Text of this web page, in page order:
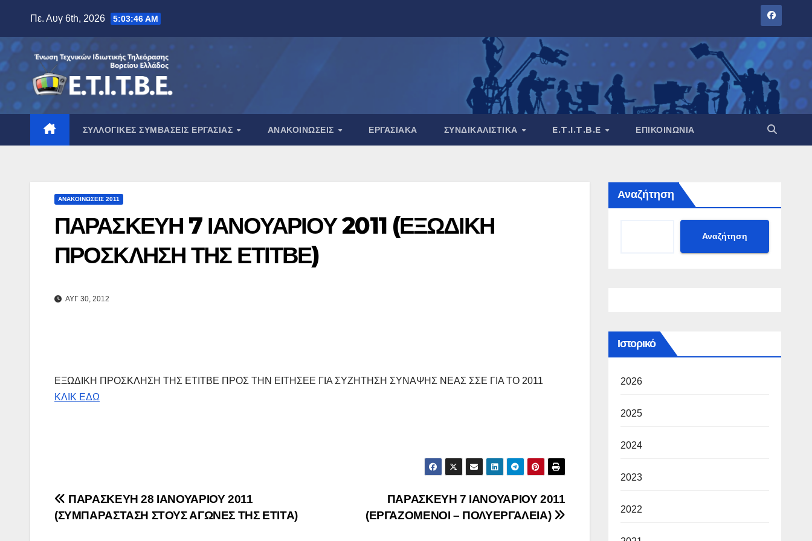
περιεχόμενο
Πε. Αυγ 6th, 2026 5:03:47 AM
ΣΥΛΛΟΓΙΚΈΣ ΣΥΜΒΆΣΕΙΣ ΕΡΓΑΣΊΑΣ ΑΝΑΚΟΙΝΏΣΕΙΣ ΕΡΓΑΣΙΑΚΆ ΣΥΝΔΙΚΑΛΙΣΤΙΚΆ E.T.I.T.B.E ΕΠΙΚΟΙΝΩΝΊΑ
ΑΝΑΚΟΙΝΏΣΕΙΣ 2011
ΠΑΡΑΣΚΕΥΗ 7 ΙΑΝΟΥΑΡΙΟΥ 2011 (ΕΞΩΔΙΚΗ
ΠΡΟΣΚΛΗΣΗ ΤΗΣ ΕΤΙΤΒΕ)
ΑΥΓ 30, 2012
ΕΞΩΔΙΚΗ ΠΡΟΣΚΛΗΣΗ ΤΗΣ ΕΤΙΤΒΕ ΠΡΟΣ ΤΗΝ ΕΙΤΗΣΕΕ ΓΙΑ ΣΥΖΗΤΗΣΗ ΣΥΝΑΨΗΣ ΝΕΑΣ ΣΣΕ ΓΙΑ ΤΟ 2011
ΚΛΙΚ ΕΔΩ
Πλοήγηση
άρθρων
ΠΑΡΑΣΚΕΥΗ 7 ΙΑΝΟΥΑΡΙΟΥ 2011
(ΕΡΓΑΖΟΜΕΝΟΙ – ΠΟΛΥΕΡΓΑΛΕΙΑ)
ΠΑΡΑΣΚΕΥΗ 28 ΙΑΝΟΥΑΡΙΟΥ 2011
(ΣΥΜΠΑΡΑΣΤΑΣΗ ΣΤΟΥΣ ΑΓΩΝΕΣ ΤΗΣ ΕΤΙΤΑ)
Αναζήτηση
Αναζήτηση
Ιστορικό
2026
2025
2024
2023
2022